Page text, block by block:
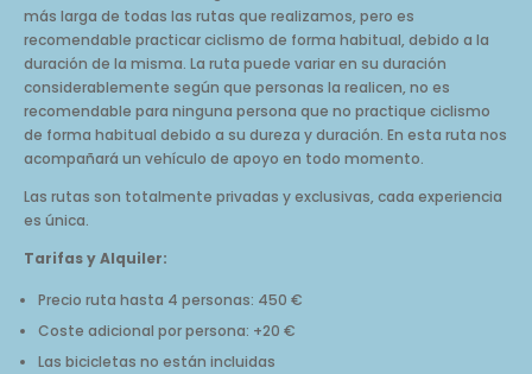
más larga de todas las rutas que realizamos, pero es
recomendable practicar ciclismo de forma habitual, debido a la
duración de la misma. La ruta puede variar en su duración
considerablemente según que personas la realicen, no es
recomendable para ninguna persona que no practique ciclismo
de forma habitual debido a su dureza y duración. En esta ruta nos
acompañará un vehículo de apoyo en todo momento.
Las rutas son totalmente privadas y exclusivas, cada experiencia
es única.
Tarifas y Alquiler:
Precio ruta hasta 4 personas: 450 €
Coste adicional por persona: +20 €
Las bicicletas no están incluidas